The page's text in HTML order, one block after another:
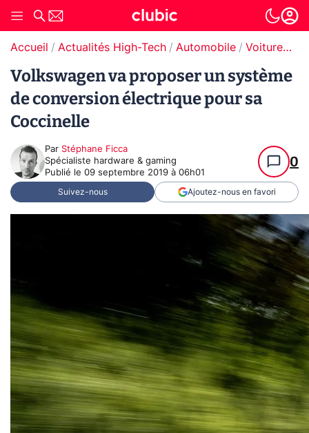
Accueil Actualités High-Tech Automobile Voitures électriques
Volkswagen va proposer un système
de conversion électrique pour sa
Coccinelle
Par Stéphane Ficca
Spécialiste hardware & gaming
Publié le 09 septembre 2019 à 06h01
0
Suivez-nous Ajoutez-nous en favori